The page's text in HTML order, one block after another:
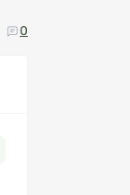
0